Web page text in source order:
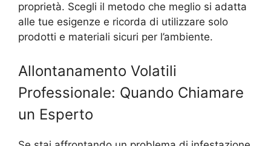
proprietà. Scegli il metodo che meglio si adatta
alle tue esigenze e ricorda di utilizzare solo
prodotti e materiali sicuri per l’ambiente.
Allontanamento Volatili
Professionale: Quando Chiamare
un Esperto